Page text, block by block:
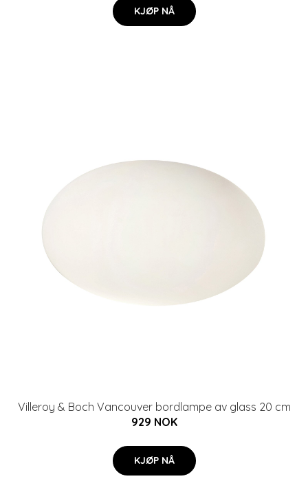
KJØP NÅ
Villeroy & Boch Vancouver bordlampe av glass 20 cm
929 NOK
KJØP NÅ